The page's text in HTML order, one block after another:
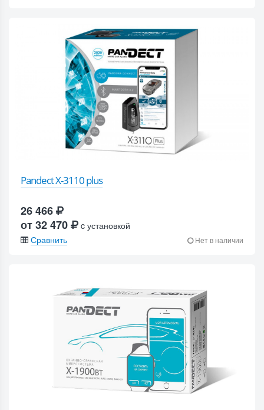
Pandect X-3110 plus
26 466
от 32 470
c установкой
Сравнить
Нет в наличии